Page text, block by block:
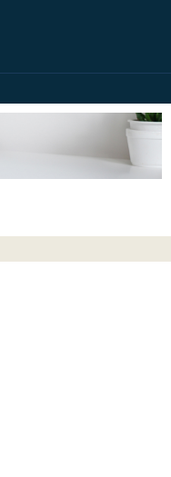
del CERN